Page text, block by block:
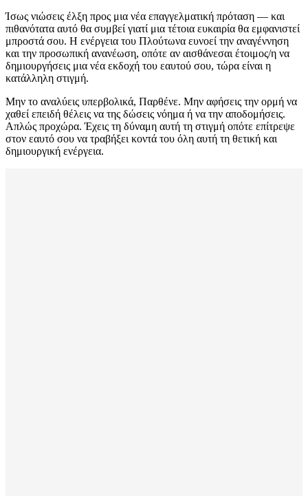
Ίσως νιώσεις έλξη προς μια νέα επαγγελματική πρόταση — και
πιθανότατα αυτό θα συμβεί γιατί μια τέτοια ευκαιρία θα εμφανιστεί
μπροστά σου. Η ενέργεια του Πλούτωνα ευνοεί την αναγέννηση
και την προσωπική ανανέωση, οπότε αν αισθάνεσαι έτοιμος/η να
δημιουργήσεις μια νέα εκδοχή του εαυτού σου, τώρα είναι η
κατάλληλη στιγμή.
Μην το αναλύεις υπερβολικά, Παρθένε. Μην αφήσεις την ορμή να
χαθεί επειδή θέλεις να της δώσεις νόημα ή να την αποδομήσεις.
Απλώς προχώρα. Έχεις τη δύναμη αυτή τη στιγμή οπότε επίτρεψε
στον εαυτό σου να τραβήξει κοντά του όλη αυτή τη θετική και
δημιουργική ενέργεια.